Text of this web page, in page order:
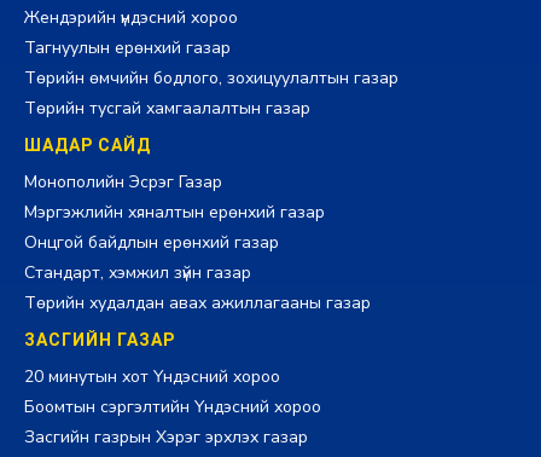
Жендэрийн үндэсний хороо
Тагнуулын ерөнхий газар
Төрийн өмчийн бодлого, зохицуулалтын газар
Төрийн тусгай хамгаалалтын газар
ШАДАР САЙД
Монополийн Эсрэг Газар
Мэргэжлийн хяналтын ерөнхий газар
Онцгой байдлын ерөнхий газар
Стандарт, хэмжил зүйн газар
Төрийн худалдан авах ажиллагааны газар
ЗАСГИЙН ГАЗАР
20 минутын хот Үндэсний хороо
Боомтын сэргэлтийн Үндэсний хороо
Засгийн газрын Хэрэг эрхлэх газар